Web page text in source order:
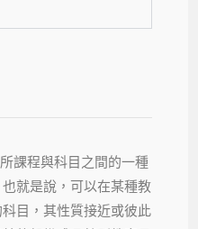
課程與科目之間的一種
就是說，可以在某種教
目，其性質接近或彼此